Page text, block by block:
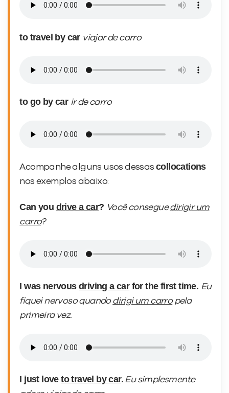
to travel by car viajar de carro
to go by car ir de carro
Acompanhe alguns usos dessas collocations
nos exemplos abaixo:
Can you drive a car? Você conseguedirigir um
carro?
I was nervous driving a carfor the first time. Eu
fiquei nervoso quandodirigi um carropela
primeira vez.
I just loveto travel by car. Eu simplesmente